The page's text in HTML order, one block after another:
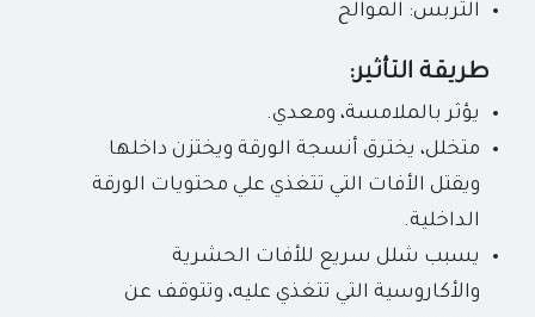
التربس: الموالح
طريقة التأثير:
يؤثر بالملامسة، ومعدي.
متخلل، يخترق أنسجة الورقة ويختزن داخلها
ويقتل الأفات التي تتغذي علي محتويات الورقة
الداخلية.
يسبب شلل سريع للأفات الحشرية
والأكاروسية التي تتغذي عليه، وتتوقف عن